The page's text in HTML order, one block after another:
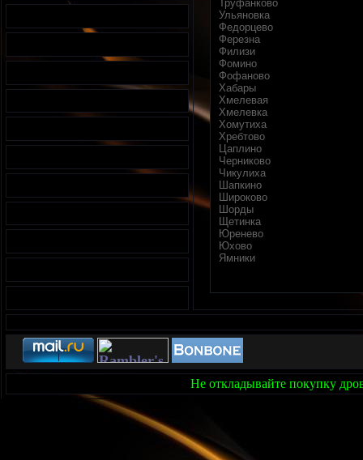
Труфанково
Ульяновка
Федорцево
Ферезна
Филизи
Фомино
Фофаново
Хабары
Хмелевая
Хмелевка
Хомутиха
Хребтово
Цаплино
Черниково
Чикулиха
Шапкино
Широково
Шорды
Щетинка
Юренево
Юхово
Ямники
Не откладывайте покупку